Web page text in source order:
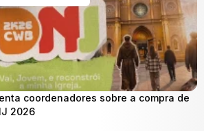
coordenadores sobre a compra de
2026